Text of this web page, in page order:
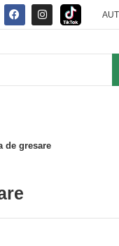
de gresare